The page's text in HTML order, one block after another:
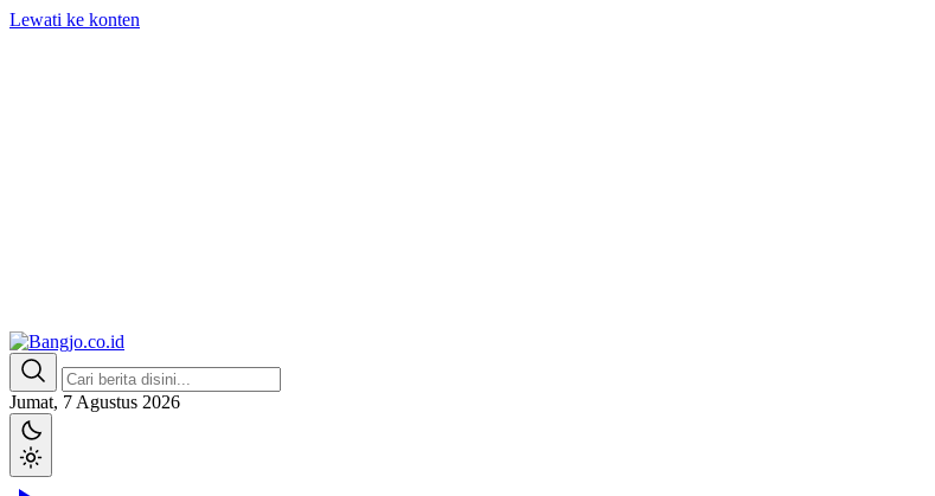
Lewati ke konten
Bangjo.co.id
Berani, Tegas, Terpercaya
Jumat, 7 Agustus 2026